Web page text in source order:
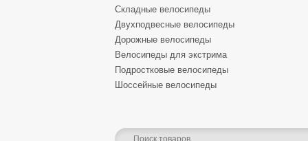
Складные велосипеды
Двухподвесные велосипеды
Дорожные велосипеды
Велосипеды для экстрима
Подростковые велосипеды
Шоссейные велосипеды